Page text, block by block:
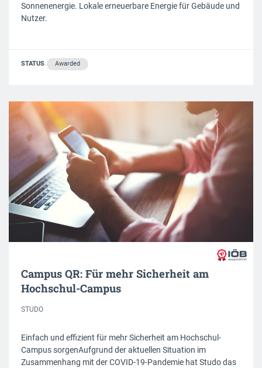
Sonnenenergie. Lokale erneuerbare Energie für Gebäude und
Nutzer.
STATUS Awarded
Campus QR: Für mehr Sicherheit am
Hochschul-Campus
STUDO
Einfach und effizient für mehr Sicherheit am Hochschul-
Campus sorgenAufgrund der aktuellen Situation im
Zusammenhang mit der COVID-19-Pandemie hat Studo das